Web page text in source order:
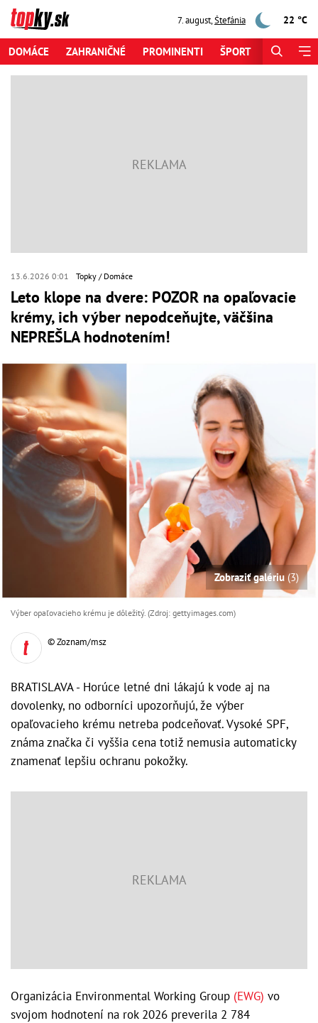
7. august,Štefánia 22 °C
DOMÁCE ZAHRANIČNÉ PROMINENTI ŠPORT
13.6.2026 0:01 Topky Domáce
Leto klope na dvere: POZOR na opaľovacie
krémy, ich výber nepodceňujte, väčšina
NEPREŠLA hodnotením!
Zobraziť galériu (3)
Výber opaľovacieho krému je dôležitý. (Zdroj: gettyimages.com)
© Zoznam/msz
BRATISLAVA - Horúce letné dni lákajú k vode aj na
dovolenky, no odborníci upozorňujú, že výber
opaľovacieho krému netreba podceňovať. Vysoké SPF,
známa značka či vyššia cena totiž nemusia automaticky
znamenať lepšiu ochranu pokožky.
Organizácia Environmental Working Group (EWG) vo
svojom hodnotení na rok 2026 preverila 2 784